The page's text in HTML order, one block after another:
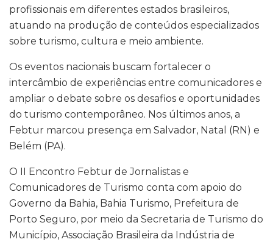
profissionais em diferentes estados brasileiros,
atuando na produção de conteúdos especializados
sobre turismo, cultura e meio ambiente.
Os eventos nacionais buscam fortalecer o
intercâmbio de experiências entre comunicadores e
ampliar o debate sobre os desafios e oportunidades
do turismo contemporâneo. Nos últimos anos, a
Febtur marcou presença em Salvador, Natal (RN) e
Belém (PA).
O II Encontro Febtur de Jornalistas e
Comunicadores de Turismo conta com apoio do
Governo da Bahia, Bahia Turismo, Prefeitura de
Porto Seguro, por meio da Secretaria de Turismo do
Município, Associação Brasileira da Indústria de